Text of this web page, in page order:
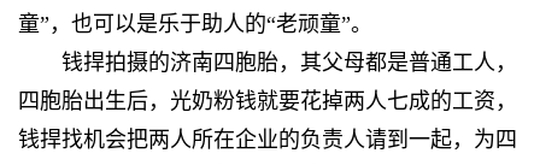
童”，也可以是乐于助人的“老顽童”。
钱捍拍摄的济南四胞胎，其父母都是普通工人，
四胞胎出生后，光奶粉钱就要花掉两人七成的工资，
钱捍找机会把两人所在企业的负责人请到一起，为四